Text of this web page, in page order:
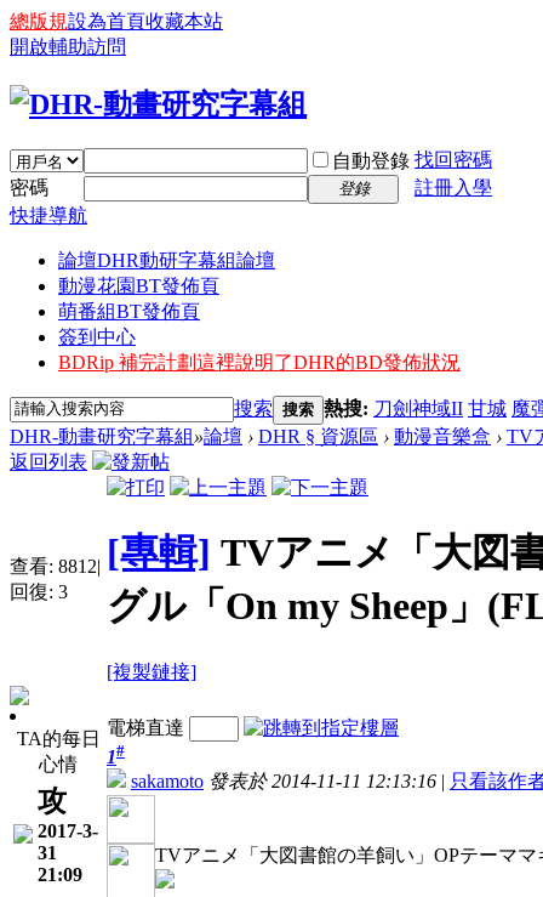
總版規設為首頁收藏本站
開啟輔助訪問
自動登錄 找回密碼
密碼
登錄
註冊入學
快捷導航
論壇DHR動研字幕組論壇
動漫花園BT發佈頁
萌番組BT發佈頁
簽到中心
BDRip 補完計劃這裡說明了DHR的BD發佈狀況
搜索 搜索 熱搜: 刀劍神域II 甘城 魔
DHR-動畫研究字幕組»論壇 › DHR § 資源區 › 動漫音樂盒 › TV
返回列表
查看: 8812|
回復: 3
[專輯] TVアニメ「大図
グル「On my Sheep」
[複製鏈接]
TA的每日
心情
攻
2017-3-
31
21:09
電梯直達
1#
sakamoto 發表於 2014-11-11 12:13:16 | 只看該作
TVアニメ「大図書館の羊飼い」OPテーマ